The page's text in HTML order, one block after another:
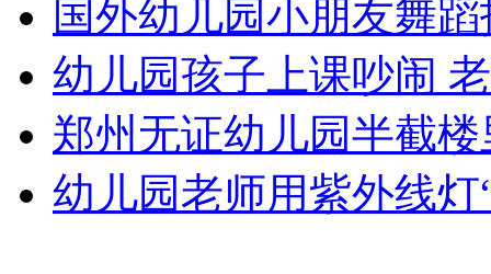
无痛分娩是否安全 医生回应
外交部：反对强权政治霸凌主义
外交部：有关国家言论片面不公正
国外幼儿园小朋友舞
幼儿园孩子上课吵闹
郑州无证幼儿园半截
幼儿园老师用紫外线灯